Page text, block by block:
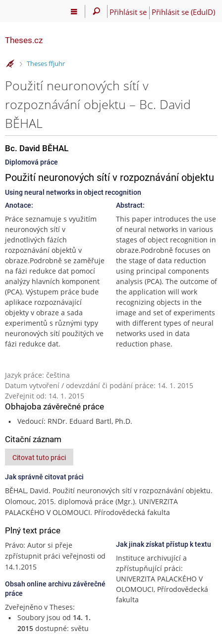
Přihlásit se Přihlásit se (EduID)
Theses.cz
>
Theses ffjuhr
Použití neuronových sítí v
rozpoznávání objektu – Bc. David
BĚHAL
Bc. David BĚHAL
Diplomová práce
Použití neuronových sítí v rozpoznávání objektu
Using neural networks in object recognition
Anotace:
Práce seznamuje s využitím
neuronových sítí v
jednotlivých fázích
rozpoznávání objektů v
obraze.Podrobně se zaměřuje
na fázi redukce dat pomocí
analýzy hlavních komponent
(PCA). Výstupem práce bude
aplikace rozpoznávající
objekty v obraze a sada
experimentů s různými typy
neuronových sítí použitých ve
fázi redukce dat.
Abstract:
This paper introduces the use
of neural networks in various
stages of object recognition in
obraze.Podrobně focuses on
the stage of data reduction
using principal components
analysis (PCA). The outcome of
the application will work
recognizing objects in the
image and set of experiments
with different types of neural
networks used in data
reduction phase.
Jazyk práce: čeština
Datum vytvoření / odevzdání či podání práce: 14. 1. 2015
Zveřejnit od: 14. 1. 2015
Obhajoba závěrečné práce
Vedoucí: RNDr. Eduard Bartl, Ph.D.
Citační záznam
Citovat tuto práci
Jak správně citovat práci
BĚHAL, David. Použití neuronových sítí v rozpoznávání objektu.
Olomouc, 2015. diplomová práce (Mgr.). UNIVERZITA
PALACKÉHO V OLOMOUCI. Přírodovědecká fakulta
Plný text práce
Právo: Autor si přeje
zpřístupnit práci veřejnosti od
14.1.2015
Obsah online archivu závěrečné
práce
Zveřejněno v Theses:
Soubory jsou od 14. 1.
2015dostupné: světu
Jak jinak získat přístup k textu
Instituce archivující a
zpřístupňující práci:
UNIVERZITA PALACKÉHO V
OLOMOUCI, Přírodovědecká
fakulta